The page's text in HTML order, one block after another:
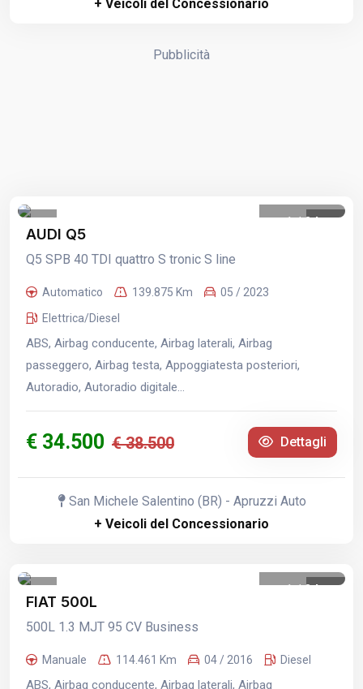
+ Veicoli del Concessionario
Pubblicità
1 /24
AUDI Q5
Q5 SPB 40 TDI quattro S tronic S line
Automatico 139.875 Km
05 / 2023
Elettrica/Diesel
ABS, Airbag conducente, Airbag laterali, Airbag
passeggero, Airbag testa, Appoggiatesta posteriori,
Autoradio, Autoradio digitale...
€ 34.500 € 38.500 Dettagli
San Michele Salentino (BR) - Apruzzi Auto
+ Veicoli del Concessionario
1 /34
FIAT 500L
500L 1.3 MJT 95 CV Business
Manuale 114.461 Km 04 / 2016 Diesel
ABS, Airbag conducente, Airbag laterali, Airbag